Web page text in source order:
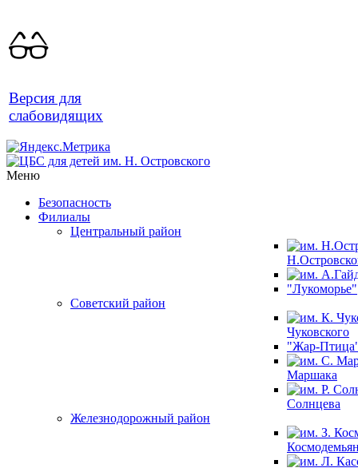
Версия для
слабовидящих
Меню
Безопасность
Филиалы
Центральный район
"Лукоморье"
Советский район
Чуковского
"Жар-
Маршака
Солнцева
Железнодорожный район